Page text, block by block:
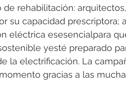
rehabilitación: arquitectos,
su capacidad prescriptora;
eléctrica esesencialpara
yesté preparado
la electrificación. La
gracias a las